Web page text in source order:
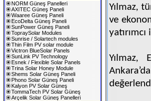
NORM Güneş Panelleri
AXITEC Güneş Paneli
Waaree Güneş Paneli
EcoDelta Güneş Paneli
SunPower Güneş Paneli
TopraySolar Modules
Sunrise / Solartech modules
Thin Film PV solar module
Victron BlueSolar Panels
SunLink PV Technology
Esnek / Flexible Solar Panels
Trina Solar Honey Module
Shems Solar Güneş Paneli
Phono Solar Güneş Paneli
Kalyon PV Solar Güneş
TommaTech PV Solar Güneş
Arçelik Solar Güneş Panelleri
Yılmaz,
ve
Yılmaz,